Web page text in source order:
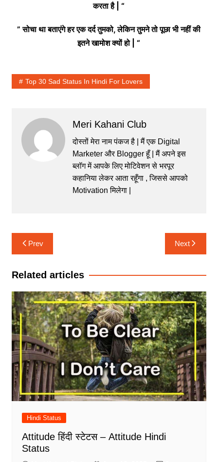
करता है | “
” सोचा था बताएंगे हर एक दर्द तुमको, लेकिन तुमने तो पूछा भी नहीं की
इतने खामोश क्यों हो | “
Top 30 Sad Status In Hindi For Lovers
Meri Kahani Club
दोस्तों मेरा नाम पंकज है | मैं एक Digital
Marketer और Blogger हूँ | मैं अपने इस
ब्लॉग में आपके लिए मोटिवेशन से भरपूर
कहानिया लेकर आता रहूँगा , जिससे आपको
Motivation मिलेगा |
Post
navigation
Prev Next
Related articles
Hindi Status
Attitude हिंदी स्टेटस – Attitude Hindi
Status